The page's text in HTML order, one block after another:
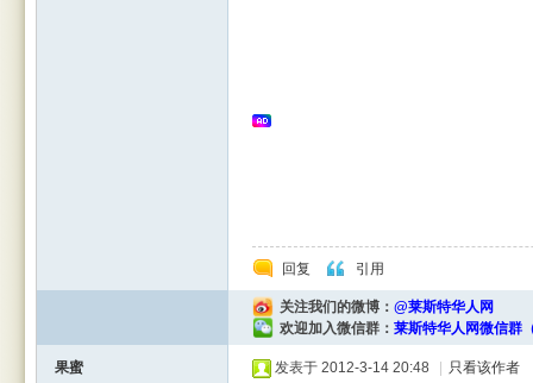
回复 引用
关注我们的微博：@莱斯特华人网
欢迎加入微信群：莱斯特华人网微信群
果蜜 发表于 2012-3-14 20:48 只看该作者